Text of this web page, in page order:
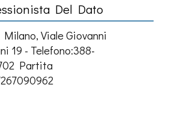
Del Dato
Viale Giovanni
19 - Telefono:388-
Partita